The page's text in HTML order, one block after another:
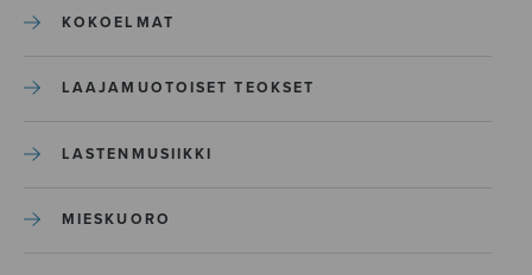
KOKOELMAT
LAAJAMUOTOISET TEOKSET
LASTENMUSIIKKI
MIESKUORO